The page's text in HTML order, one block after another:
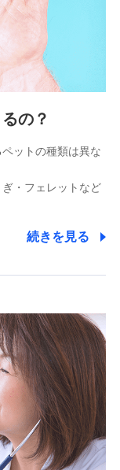
行うため
確な把握のため
、福利厚生・採用
従業員または従
の遂行のため
の？
ットの種類は異な
・フェレットなど
続きを見る